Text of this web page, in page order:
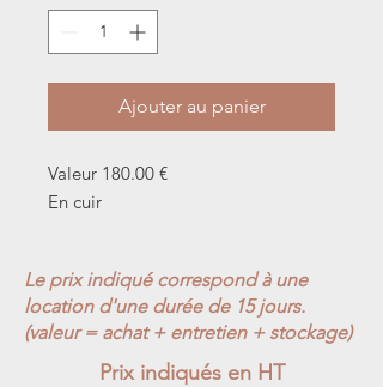
Ajouter au panier
Valeur 180.00 €
En cuir
Le prix indiqué correspond à une
location d'une durée de 15 jours.
(valeur = achat + entretien + stockage)
Prix indiqués en HT